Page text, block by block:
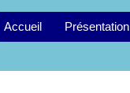
Accueil Présentation